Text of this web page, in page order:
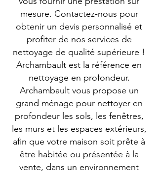
mesure. Contactez-nous pour
obtenir un devis personnalisé et
profiter de nos services de
nettoyage de qualité supérieure !
Archambault est la référence en
nettoyage en profondeur.
Archambault vous propose un
grand ménage pour nettoyer en
profondeur les sols, les fenêtres,
les murs et les espaces extérieurs,
afin que votre maison soit prête à
être habitée ou présentée à la
vente, dans un environnement